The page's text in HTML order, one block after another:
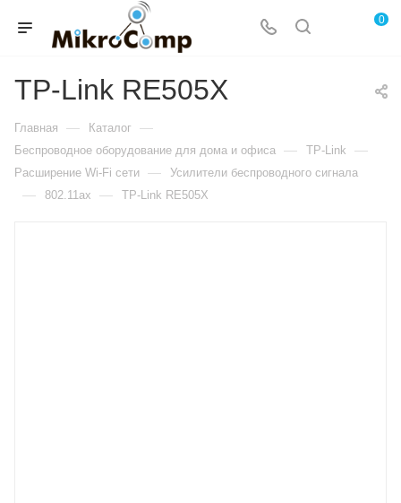
0
TP-Link RE505X
Главная — Каталог —
Беспроводное оборудование для дома и офиса — TP-Link —
Расширение Wi-Fi сети — Усилители беспроводного сигнала
— 802.11ax — TP-Link RE505X